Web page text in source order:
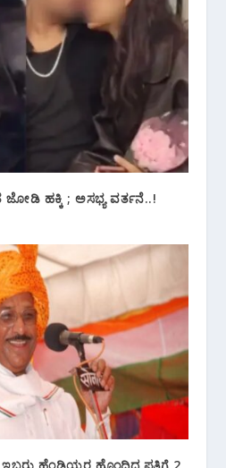
ಹಕ್ಕಿ ; ಅಸಭ್ಯ ವರ್ತನೆ..!